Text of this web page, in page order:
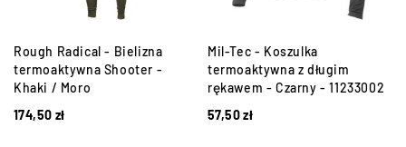
Rough Radical - Bielizna
termoaktywna Shooter -
Khaki / Moro
174,50 zł
Mil-Tec - Koszulka
termoaktywna z długim
rękawem - Czarny - 11233002
57,50zł